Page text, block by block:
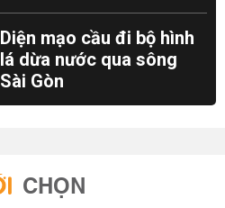
Diện mạo cầu đi bộ hình
lá dừa nước qua sông
Sài Gòn
CHỌN